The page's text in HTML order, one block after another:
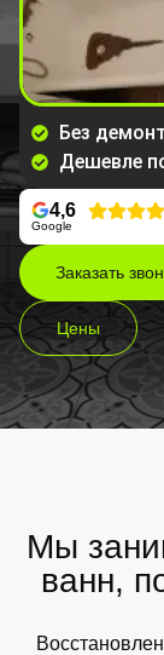
Без
Дешевле
4,6
Google
Заказать
Цены
Мы
ванн,